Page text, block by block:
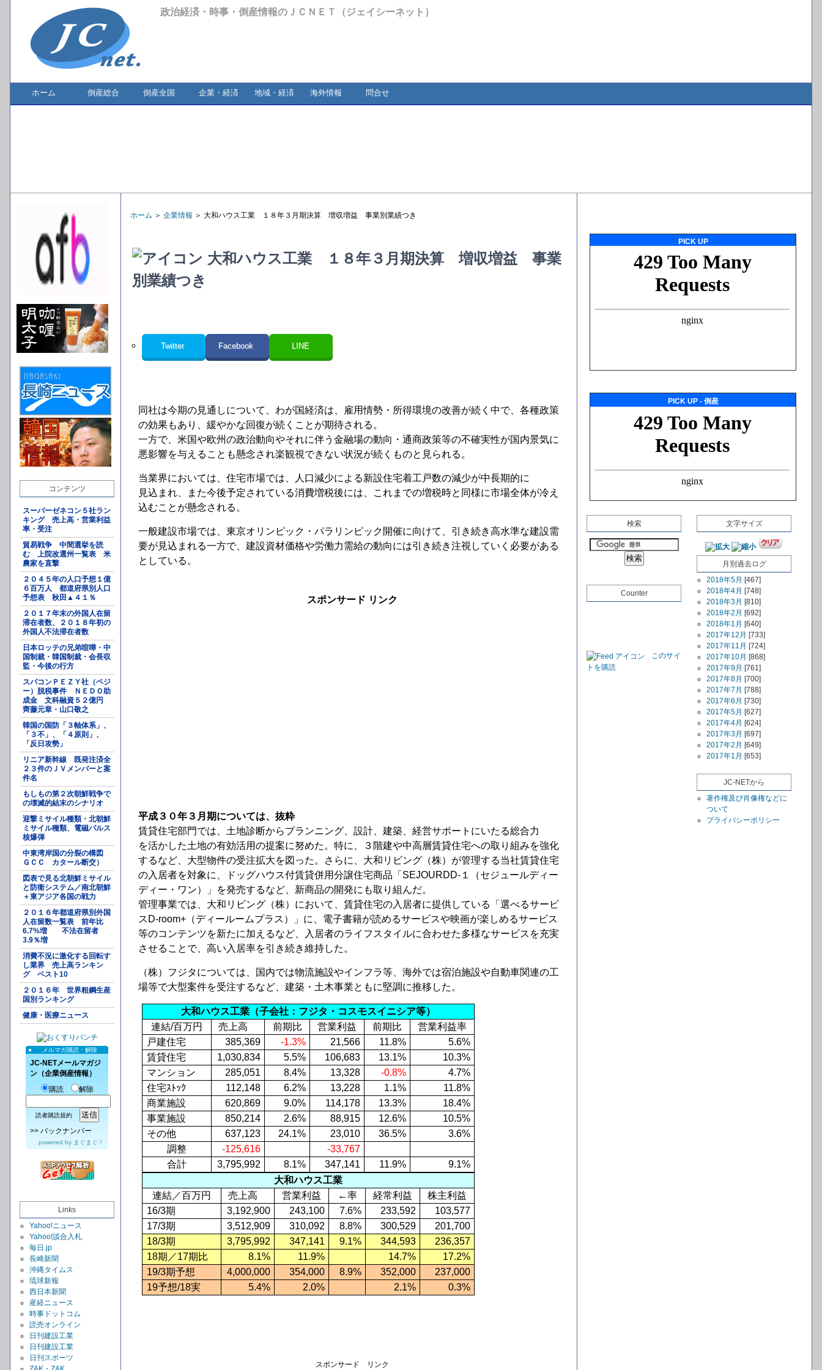
政治経済・時事・倒産情報のＪＣＮＥＴ（ジェイシーネット）
ホーム 倒産総合 倒産全国 企業・経済 地域・経済 海外情報 問合せ
コンテンツ
スーパーゼネコン５社ラン
キング 売上高・営業利益
率・受注
貿易戦争 中間選挙を読
む 上院改選州一覧表 米
農家を直撃
２０４５年の人口予想１億
６百万人 都道府県別人口
予想表 秋田▲４１％
２０１７年末の外国人在留
滞在者数、２０１８年初の
外国人不法滞在者数
日本ロッテの兄弟喧嘩・中
国制裁・韓国制裁・会長収
監・今後の行方
スパコンＰＥＺＹ社（ペジ
ー）脱税事件 ＮＥＤＯ助
成金 文科融資５２億円
齊藤元章・山口敬之
韓国の国防「３軸体系」、
「３不」、「４原則」、
「反日攻勢」
リニア新幹線 既発注済全
２３件のＪＶメンバーと案
件名
もしもの第２次朝鮮戦争で
の壊滅的結末のシナリオ
迎撃ミサイル種類・北朝鮮
ミサイル種類、電磁パルス
核爆弾
中東湾岸国の分裂の構図
ＧＣＣ カタール断交）
図表で見る北朝鮮ミサイル
と防衛システム／南北朝鮮
＋東アジア各国の戦力
２０１６年都道府県別外国
人在留数一覧表 前年比
6.7%増 不法在留者
3.9％増
消費不況に激化する回転す
し業界 売上高ランキン
グ ベスト10
２０１６年 世界粗鋼生産
国別ランキング
健康・医療ニュース
メルマガ購読・解除
JC-NETメールマガジ
ン（企業倒産情報）
購読
解除
読者購読規約
>> バックナンバー
powered by まぐまぐ！
Links
Yahoo!ニュース
Yahoo!談合入札
毎日.jp
長崎新聞
沖縄タイムス
琉球新報
西日本新聞
産経ニュース
時事ドットコム
読売オンライン
日刊建設工業
日刊建設工業
日刊スポーツ
ホーム ＞ 企業情報 ＞ 大和ハウス工業 １８年３月期決算 増収増益 事業別業績つき
大和ハウス工業 １８年３月期決算 増収増益 事業
別業績つき
Twitter Facebook LINE
同社は今期の見通しについて、わが国経済は、雇用情勢・所得環境の改善が続く中で、各種政策
の効果もあり、緩やかな回復が続くことが期待される。
一方で、米国や欧州の政治動向やそれに伴う金融場の動向・通商政策等の不確実性が国内景気に
悪影響を与えることも懸念され楽観視できない状況が続くものと見られる。
当業界においては、住宅市場では、人口減少による新設住宅着工戸数の減少が中長期的に
見込まれ、また今後予定されている消費増税後には、これまでの増税時と同様に市場全体が冷え
込むことが懸念される。
一般建設市場では、東京オリンピック・パラリンピック開催に向けて、引き続き高水準な建設需
要が見込まれる一方で、建設資材価格や労働力需給の動向には引き続き注視していく必要がある
としている。
スポンサード リンク
平成３０年３月期については、抜粋
賃貸住宅部門では、土地診断からプランニング、設計、建築、経営サポートにいたる総合力
を活かした土地の有効活用の提案に努めた。特に、３階建や中高層賃貸住宅への取り組みを強化
するなど、大型物件の受注拡大を図った。さらに、大和リビング（株）が管理する当社賃貸住宅
の入居者を対象に、ドッグハウス付賃貸併用分譲住宅商品「SEJOURDD-１（セジュールディー
ディー・ワン）」を発売するなど、新商品の開発にも取り組んだ。
管理事業では、大和リビング（株）において、賃貸住宅の入居者に提供している「選べるサービ
スD-room+（ディールームプラス）」に、電子書籍が読めるサービスや映画が楽しめるサービス
等のコンテンツを新たに加えるなど、入居者のライフスタイルに合わせた多様なサービスを充実
させることで、高い入居率を引き続き維持した。
（株）フジタについては、国内では物流施設やインフラ等、海外では宿泊施設や自動車関連の工
場等で大型案件を受注するなど、建築・土木事業ともに堅調に推移した。
大和ハウス工業（子会社：フジタ・コスモスイニシア等）
連結/百万円 売上高 前期比 営業利益 前期比
営業利益率
戸建住宅
385,369 -1.3% 21,566 11.8%
5.6%
賃貸住宅
1,030,834 5.5% 106,683 13.1%
10.3%
マンション
285,051 8.4% 13,328 -0.8%
4.7%
住宅ｽﾄｯｸ
112,148 6.2% 13,228 1.1%
11.8%
商業施設
620,869 9.0% 114,178 13.3%
18.4%
事業施設
850,214 2.6% 88,915 12.6%
10.5%
その他
637,123 24.1% 23,010 36.5%
3.6%
調整
-125,616
-33,767
合計
3,795,992 8.1% 347,141 11.9%
9.1%
大和ハウス工業
連結／百万円
売上高 営業利益 ←率 経常利益
株主利益
16/3期 3,192,900 243,100 7.6% 233,592
103,577
17/3期 3,512,909 310,092 8.8% 300,529
201,700
18/3期 3,795,992 347,141 9.1% 344,593
236,357
18期／17期比 8.1% 11.9% 14.7%
17.2%
19/3期予想 4,000,000 354,000 8.9% 352,000
237,000
19予想/18実 5.4% 2.0% 2.1% 0.3%
スポンサード リンク
PICK UP
PICK UP - 倒産
検索
Counter
このサイ
トを購読
文字サイズ
月別過去ログ
2018年5月 [467]
2018年4月 [748]
2018年3月 [810]
2018年2月 [692]
2018年1月 [640]
2017年12月 [733]
2017年11月 [724]
2017年10月 [868]
2017年9月 [761]
2017年8月 [700]
2017年7月 [788]
2017年6月 [730]
2017年5月 [627]
2017年4月 [624]
2017年3月 [697]
2017年2月 [649]
2017年1月 [653]
JC-NETから
著作権及び肖像権などに
ついて
プライバシーポリシー